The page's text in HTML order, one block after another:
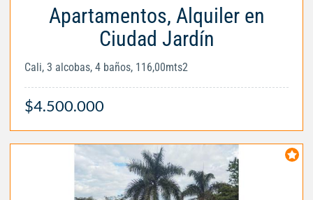
Apartamentos, Alquiler en
Ciudad Jardín
Cali, 3 alcobas, 4 baños, 116,00mts2
$4.500.000